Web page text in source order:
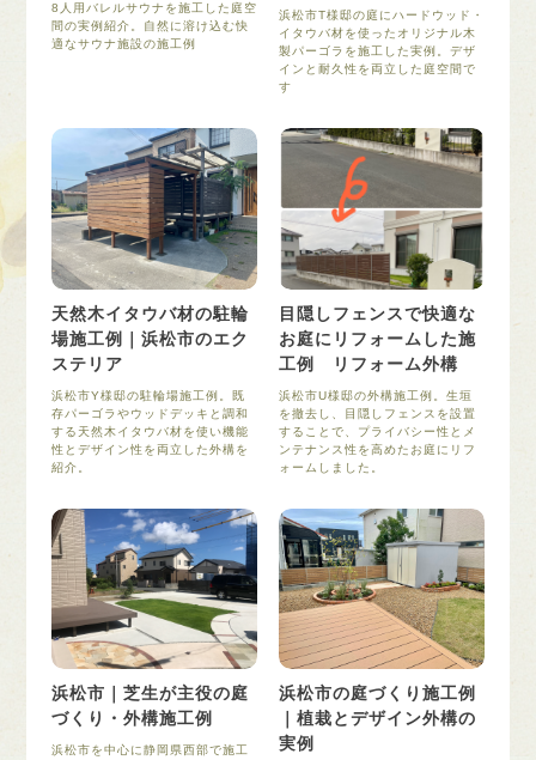
8人用バレルサウナを施工した庭空
間の実例紹介。自然に溶け込む快
適なサウナ施設の施工例
浜松市T様邸の庭にハードウッド・
イタウバ材を使ったオリジナル木
製パーゴラを施工した実例。デザ
インと耐久性を両立した庭空間で
す
天然木イタウバ材の駐輪
場施工例｜浜松市のエク
ステリア
浜松市Y様邸の駐輪場施工例。既
存パーゴラやウッドデッキと調和
する天然木イタウバ材を使い機能
性とデザイン性を両立した外構を
紹介。
目隠しフェンスで快適な
お庭にリフォームした施
工例 リフォーム外構
浜松市U様邸の外構施工例。生垣
を撤去し、目隠しフェンスを設置
することで、プライバシー性とメ
ンテナンス性を高めたお庭にリフ
ォームしました。
浜松市｜芝生が主役の庭
づくり・外構施工例
浜松市を中心に静岡県西部で施工
浜松市の庭づくり施工例
｜植栽とデザイン外構の
実例